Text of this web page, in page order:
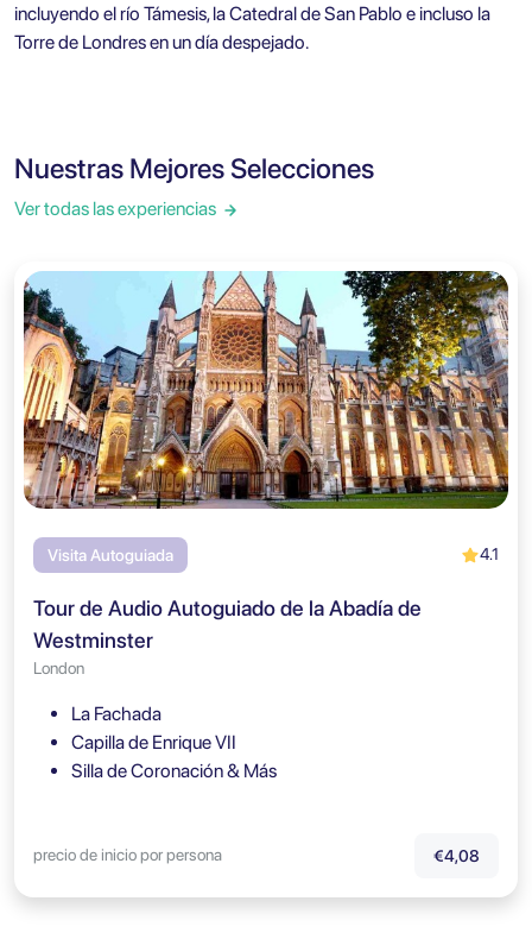
incluyendo el río Támesis, la Catedral de San Pablo e incluso la
Torre de Londres en un día despejado.
Nuestras Mejores Selecciones
Ver todas las experiencias
Visita Autoguiada 4.1
Tour de Audio Autoguiado de la Abadía de
Westminster
London
La Fachada
Capilla de Enrique VII
Silla de Coronación & Más
precio de inicio por persona €4,08